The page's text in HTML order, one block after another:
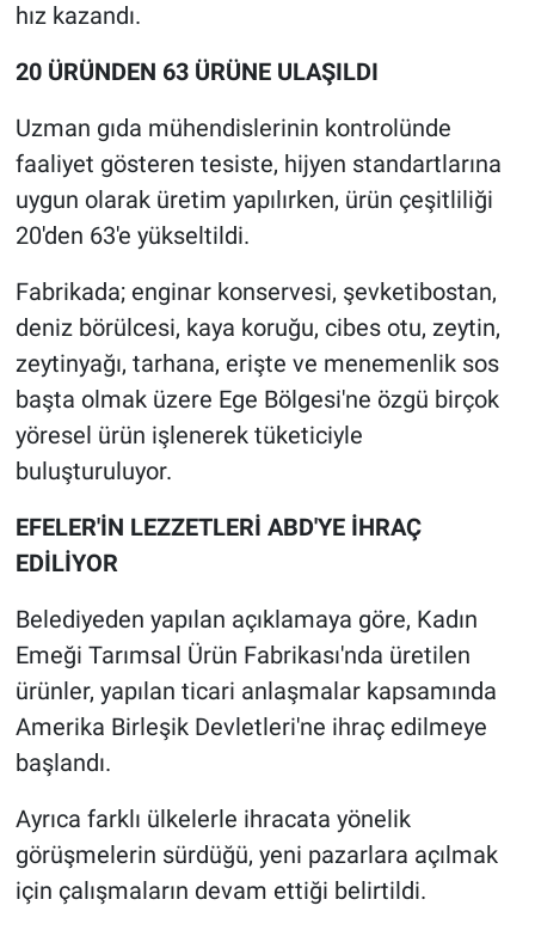
hız kazandı.
20 ÜRÜNDEN 63 ÜRÜNE ULAŞILDI
Uzman gıda mühendislerinin kontrolünde
faaliyet gösteren tesiste, hijyen standartlarına
uygun olarak üretim yapılırken, ürün çeşitliliği
20'den 63'e yükseltildi.
Fabrikada; enginar konservesi, şevketibostan,
deniz börülcesi, kaya koruğu, cibes otu, zeytin,
zeytinyağı, tarhana, erişte ve menemenlik sos
başta olmak üzere Ege Bölgesi'ne özgü birçok
yöresel ürün işlenerek tüketiciyle
buluşturuluyor.
EFELER'İN LEZZETLERİ ABD'YE İHRAÇ
EDİLİYOR
Belediyeden yapılan açıklamaya göre, Kadın
Emeği Tarımsal Ürün Fabrikası'nda üretilen
ürünler, yapılan ticari anlaşmalar kapsamında
Amerika Birleşik Devletleri'ne ihraç edilmeye
başlandı.
Ayrıca farklı ülkelerle ihracata yönelik
görüşmelerin sürdüğü, yeni pazarlara açılmak
için çalışmaların devam ettiği belirtildi.